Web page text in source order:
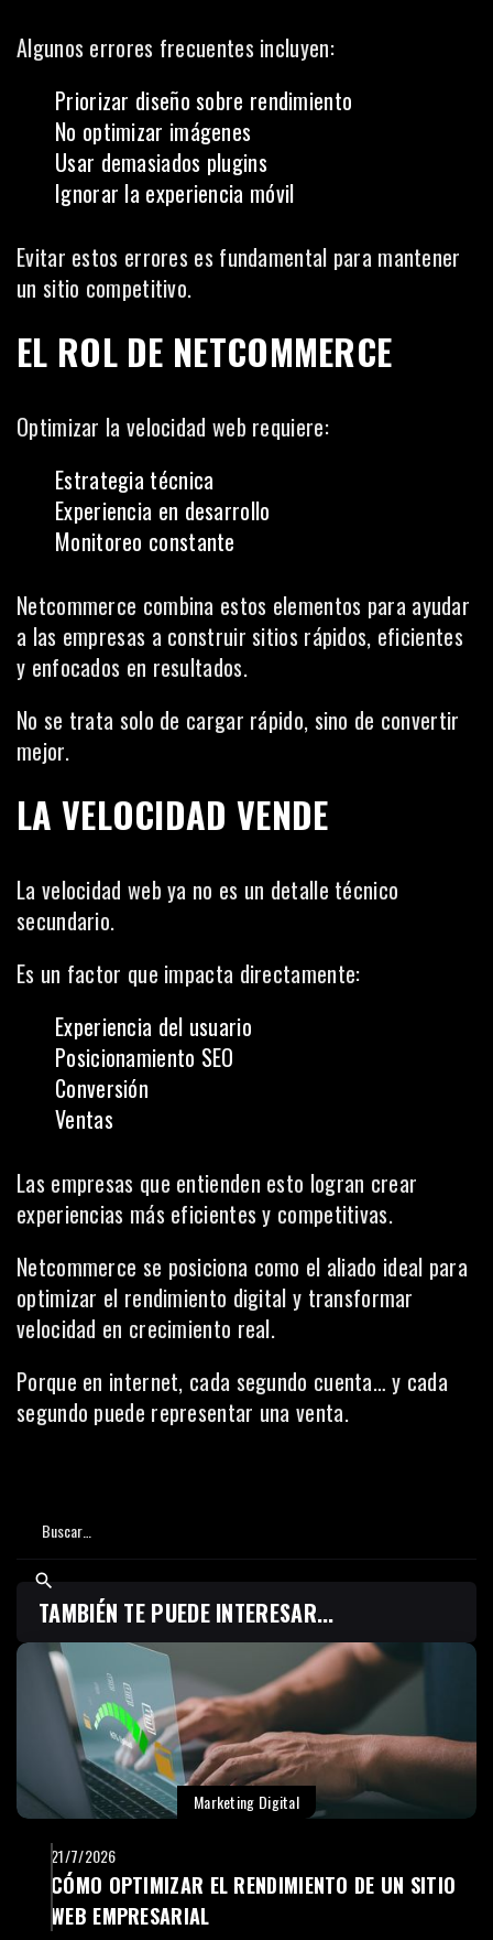
Algunos errores frecuentes incluyen:
Priorizar diseño sobre rendimiento
No optimizar imágenes
Usar demasiados plugins
Ignorar la experiencia móvil
Evitar estos errores es fundamental para mantener
un sitio competitivo.
EL ROL DE NETCOMMERCE
Optimizar la velocidad web requiere:
Estrategia técnica
Experiencia en desarrollo
Monitoreo constante
Netcommerce combina estos elementos para ayudar
a las empresas a construir sitios rápidos, eficientes
y enfocados en resultados.
No se trata solo de cargar rápido, sino de convertir
mejor.
LA VELOCIDAD VENDE
La velocidad web ya no es un detalle técnico
secundario.
Es un factor que impacta directamente:
Experiencia del usuario
Posicionamiento SEO
Conversión
Ventas
Las empresas que entienden esto logran crear
experiencias más eficientes y competitivas.
Netcommerce se posiciona como el aliado ideal para
optimizar el rendimiento digital y transformar
velocidad en crecimiento real.
Porque en internet, cada segundo cuenta… y cada
segundo puede representar una venta.
TAMBIÉN TE PUEDE INTERESAR...
Marketing Digital
21/7/2026
CÓMO OPTIMIZAR EL RENDIMIENTO DE UN SITIO
WEB EMPRESARIAL